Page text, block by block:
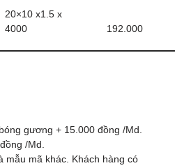
20×10 x1.5 x
4000
192.000
gương + 15.000 đồng /Md.
/Md.
mẫu mã khác. Khách hàng có